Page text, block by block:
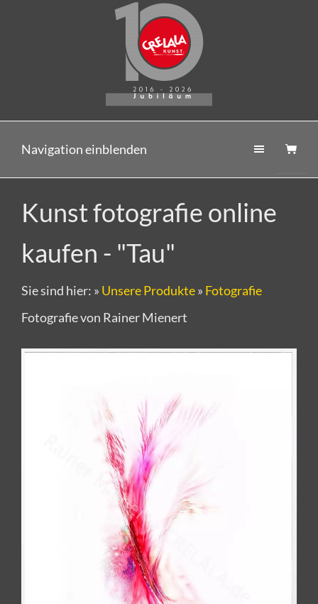
Navigation einblenden
Kunst fotografie online
kaufen - "Tau"
Sie sind hier: » Unsere Produkte» Fotografie
Fotografie von Rainer Mienert